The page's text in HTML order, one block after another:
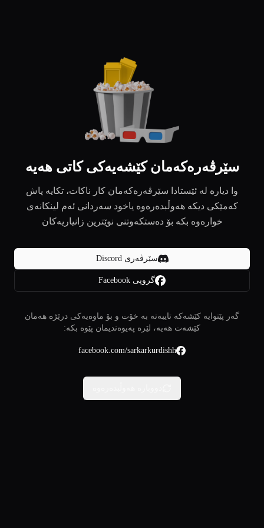
سێرڤەرەکەمان کێشەیەکی کاتی هەیە
وا دیارە لە ئێستادا سێرڤەرەکەمان کار ناکات، تکایە پاش
کەمێکی دیکە هەوڵبدەرەوە یاخود سەردانی ئەم لینکانەی
خوارەوە بکە بۆ دەستکەوتنی نوێترین زانیاریەکان
سێرڤەری Discord
گروپی Facebook
گەر پێتوایە کێشەکە تایبەتە بە خۆت و بۆ ماوەیەکی درێژە هەمان
کێشەت هەیە، لێرە پەیوەندیمان پێوە بکە:
facebook.com/sarkarkurdishh